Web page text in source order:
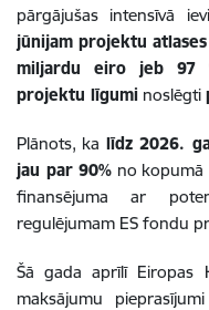
pārgājušas intensīvā
jūnijam projektu atlases
miljardu eiro
jeb 97
projektu līgumi noslēgti
Plānots, ka līdz 2026.
jau par 90% no kopumā
finansējuma ar
regulējumam ES fondu
Šā gada aprīlī Eiropas
maksājumu